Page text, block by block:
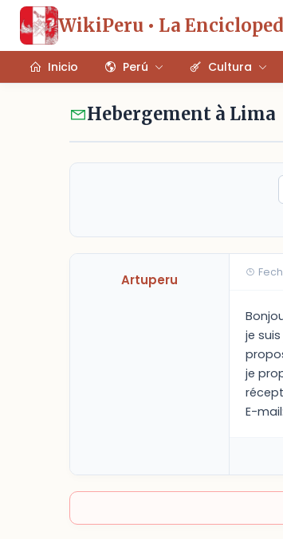
WikiPeru • La
Inicio Perú Cultura
Hebergement à Lima
Artuperu
je
je
E-mail: